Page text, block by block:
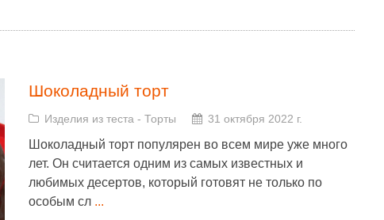
Шоколадный торт
Изделия из теста - Торты 31 октября 2022 г.
Шоколадный торт популярен во всем мире уже много
лет. Он считается одним из самых известных и
любимых десертов, который готовят не только по
особым сл ...